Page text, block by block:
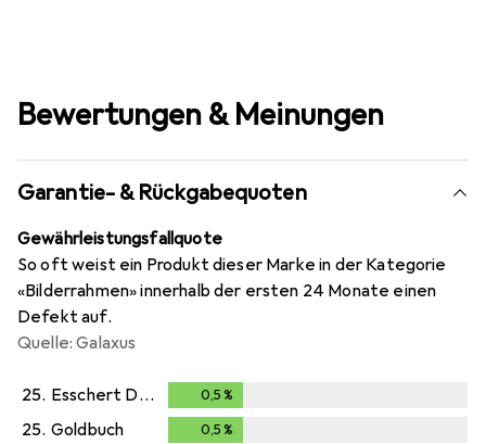
Bewertungen & Meinungen
Garantie- & Rückgabequoten
Gewährleistungsfallquote
So oft weist ein Produkt dieser Marke in der Kategorie
«Bilderrahmen» innerhalb der ersten 24 Monate einen
Defekt auf.
Quelle: Galaxus
25. Esschert Design 0,5 %
25. Goldbuch 0,5 %